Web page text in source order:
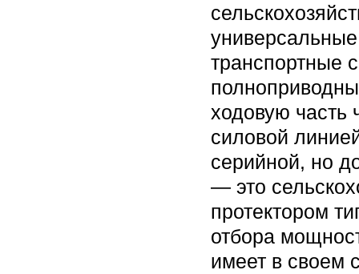
транспортные
ходовую часть
силовой
серийной, но
— это
протектором
отбора
имеет в своем